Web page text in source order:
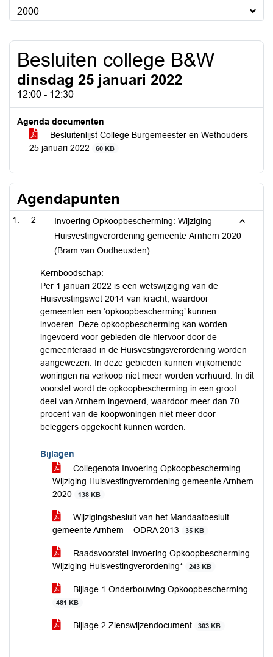
2000
Besluiten college B&W
dinsdag 25 januari 2022
12:00 - 12:30
Agenda documenten
Besluitenlijst College Burgemeester en Wethouders
25 januari 2022
60 KB
Agendapunten
2
Invoering Opkoopbescherming: Wijziging
Huisvestingverordening gemeente Arnhem 2020
(Bram van Oudheusden)
Kernboodschap:
Per 1 januari 2022 is een wetswijziging van de
Huisvestingswet 2014 van kracht, waardoor
gemeenten een ‘opkoopbescherming’ kunnen
invoeren. Deze opkoopbescherming kan worden
ingevoerd voor gebieden die hiervoor door de
gemeenteraad in de Huisvestingsverordening worden
aangewezen. In deze gebieden kunnen vrijkomende
woningen na verkoop niet meer worden verhuurd. In dit
voorstel wordt de opkoopbescherming in een groot
deel van Arnhem ingevoerd, waardoor meer dan 70
procent van de koopwoningen niet meer door
beleggers opgekocht kunnen worden.
Bijlagen
Collegenota Invoering Opkoopbescherming
Wijziging Huisvestingverordening gemeente Arnhem
2020
138 KB
Wijzigingsbesluit van het Mandaatbesluit
gemeente Arnhem – ODRA 2013
35 KB
Raadsvoorstel Invoering Opkoopbescherming
Wijziging Huisvestingverordening*
243 KB
Bijlage 1 Onderbouwing Opkoopbescherming
481 KB
Bijlage 2 Zienswijzendocument 303 KB